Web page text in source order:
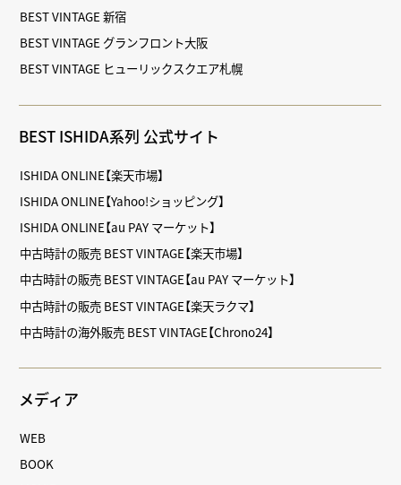
BEST VINTAGE 新宿
BEST VINTAGE グランフロント大阪
BEST VINTAGE ヒューリックスクエア札幌
BEST ISHIDA系列 公式サイト
ISHIDA ONLINE【楽天市場】
ISHIDA ONLINE【Yahoo!ショッピング】
ISHIDA ONLINE【au PAY マーケット】
中古時計の販売 BEST VINTAGE【楽天市場】
中古時計の販売 BEST VINTAGE【au PAY マーケット】
中古時計の販売 BEST VINTAGE【楽天ラクマ】
中古時計の海外販売 BEST VINTAGE【Chrono24】
メディア
WEB
BOOK